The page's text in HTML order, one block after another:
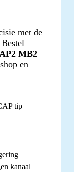
met de
MB2
en
tip –
kanaal